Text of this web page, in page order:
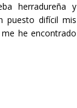
herradureña y
puesto difícil mis
he encontrado